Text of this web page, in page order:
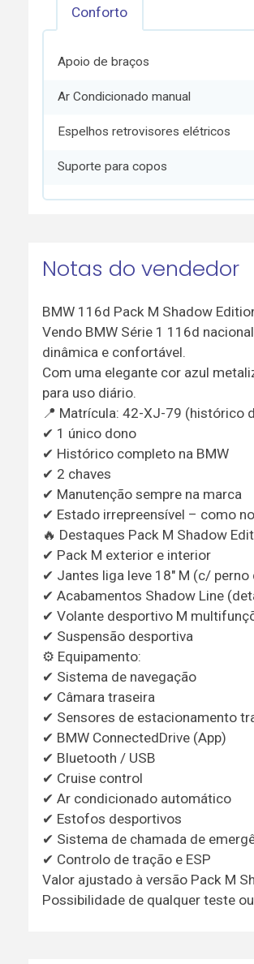
Conforto
Apoio de braços
Ar Condicionado manual
Espelhos retrovisores elétricos
Suporte para copos
Notas do vendedor
BMW 116d Pack M Shadow
Vendo BMW Série 1 116d
dinâmica e confortável.
Com uma elegante cor azul
para uso diário.
📍 Matrícula: 42-XJ-79 (histórico
✔ 1 único dono
✔ Histórico completo na BMW
✔ 2 chaves
✔ Manutenção sempre na marca
✔ Estado irrepreensível – como
🔥 Destaques Pack M Shadow
✔ Pack M exterior e interior
✔ Jantes liga leve 18" M (c/ perno
✔ Acabamentos Shadow Line
✔ Volante desportivo M
✔ Suspensão desportiva
⚙️ Equipamento:
✔ Sistema de navegação
✔ Câmara traseira
✔ Sensores de estacionamento
✔ BMW ConnectedDrive (App)
✔ Bluetooth / USB
✔ Cruise control
✔ Ar condicionado automático
✔ Estofos desportivos
✔ Sistema de chamada de
✔ Controlo de tração e ESP
Valor ajustado à versão Pack M
Possibilidade de qualquer teste